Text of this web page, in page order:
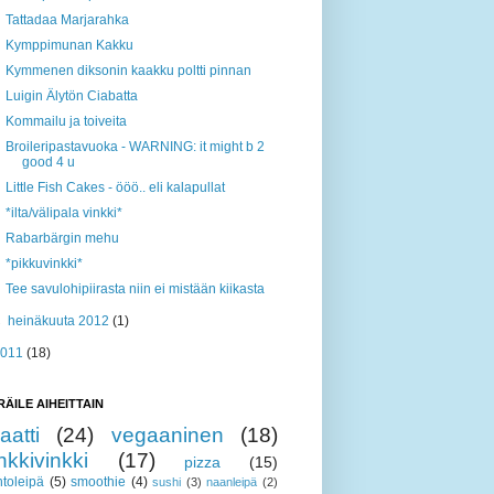
Tattadaa Marjarahka
Kymppimunan Kakku
Kymmenen diksonin kaakku poltti pinnan
Luigin Älytön Ciabatta
Kommailu ja toiveita
Broileripastavuoka - WARNING: it might b 2
good 4 u
Little Fish Cakes - ööö.. eli kalapullat
*ilta/välipala vinkki*
Rabarbärgin mehu
*pikkuvinkki*
Tee savulohipiirasta niin ei mistään kiikasta
heinäkuuta 2012(1)
(18)
AIHEITTAIN
(24) vegaaninen
(18)
(17) pizza (15)
(5) smoothie (4) sushi (3) naanleipä (2)